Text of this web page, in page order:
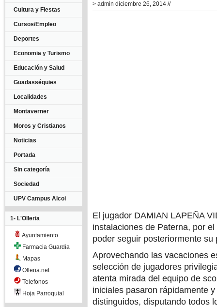
Cultura y Fiestas
Cursos/Empleo
Deportes
Economia y Turismo
Educación y Salud
Guadasséquies
Localidades
Montaverner
Moros y Cristianos
Noticias
Portada
Sin categoría
Sociedad
UPV Campus Alcoi
1- L'Olleria
Ayuntamiento
Farmacia Guardia
Mapas
Olleria.net
Telefonos
Hoja Parroquial
> admin diciembre 26, 2014 //
El jugador DAMIAN LAPEÑA
instalaciones de Paterna, por
poder seguir posteriormente
Aprovechando las vacaciones
selección de jugadores
atenta mirada del equipo de
iniciales pasaron rápidamente
distinguidos, disputando todos